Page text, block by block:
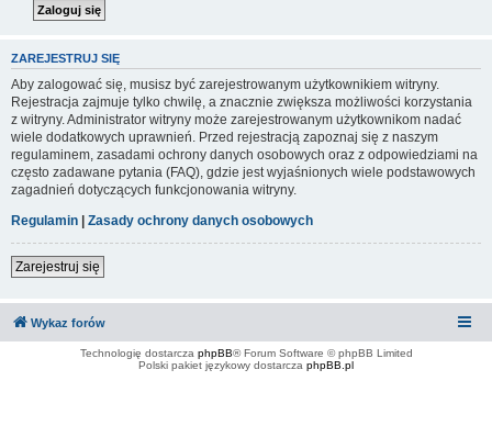
ZAREJESTRUJ SIĘ
Aby zalogować się, musisz być zarejestrowanym użytkownikiem witryny.
Rejestracja zajmuje tylko chwilę, a znacznie zwiększa możliwości korzystania
z witryny. Administrator witryny może zarejestrowanym użytkownikom nadać
wiele dodatkowych uprawnień. Przed rejestracją zapoznaj się z naszym
regulaminem, zasadami ochrony danych osobowych oraz z odpowiedziami na
często zadawane pytania (FAQ), gdzie jest wyjaśnionych wiele podstawowych
zagadnień dotyczących funkcjonowania witryny.
Regulamin | Zasady ochrony danych osobowych
Zarejestruj się
Wykaz forów
Technologię dostarcza phpBB® Forum Software © phpBB Limited
Polski pakiet językowy dostarcza phpBB.pl